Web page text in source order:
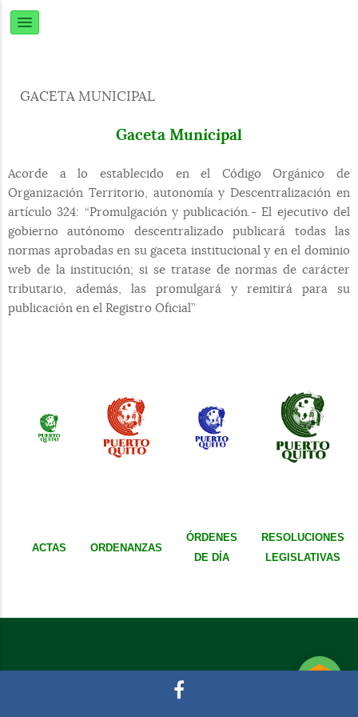
GACETA MUNICIPAL
Gaceta Municipal
Acorde a lo establecido en el Código Orgánico de
Organización Territorio, autonomía y Descentralización en
artículo 324: “Promulgación y publicación.- El ejecutivo del
gobierno autónomo descentralizado publicará todas las
normas aprobadas en su gaceta institucional y en el dominio
web de la institución; si se tratase de normas de carácter
tributario, además, las promulgará y remitirá para su
publicación en el Registro Oficial”
ACTAS ORDENANZAS
ÓRDENES
DE DÍA
RESOLUCIONES
LEGISLATIVAS